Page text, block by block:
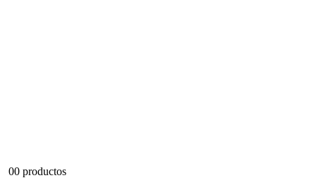
00 productos